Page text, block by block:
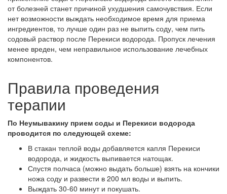
от болезней станет причиной ухудшения самочувствия. Если
нет возможности выждать необходимое время для приема
ингредиентов, то лучше один раз не выпить соду, чем пить
содовый раствор после Перекиси водорода. Пропуск лечения
менее вреден, чем неправильное использование лечебных
компонентов.
Правила проведения
терапии
По Неумывакину прием соды и Перекиси водорода
проводится по следующей схеме:
В стакан теплой воды добавляется капля Перекиси
водорода, и жидкость выпивается натощак.
Спустя полчаса (можно выдать больше) взять на кончики
ножа соду и развести в 200 мл воды и выпить.
Выждать 30-60 минут и покушать.